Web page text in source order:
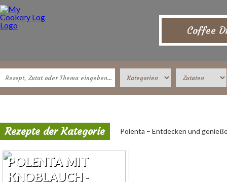
Coffee
Rezepte der Kategorie Polenta – Entdecken und
POLENTA MIT
KNOBLAUCH -